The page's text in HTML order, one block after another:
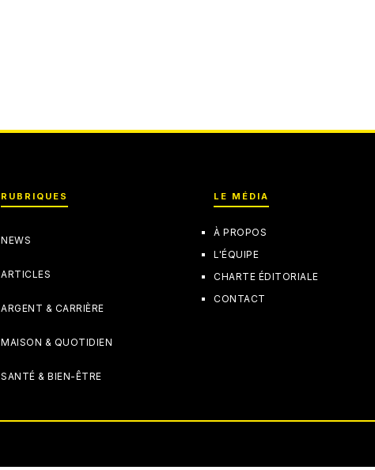
RUBRIQUES
NEWS
ARTICLES
ARGENT & CARRIÈRE
MAISON & QUOTIDIEN
SANTÉ & BIEN-ÊTRE
LE MÉDIA
À PROPOS
L'ÉQUIPE
CHARTE ÉDITORIALE
CONTACT